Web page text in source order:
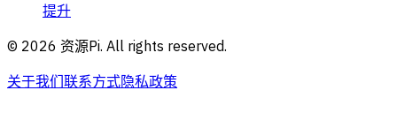
提升
© 2026 资源Pi. All rights reserved.
关于我们联系方式隐私政策